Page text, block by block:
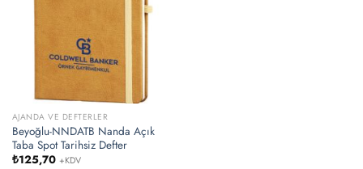
AJANDA VE DEFTERLER
Beyoğlu-NNDATB Nanda Açık
Taba Spot Tarihsiz Defter
₺125,70 +KDV